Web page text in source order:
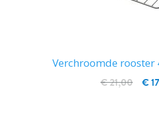
Verchroomde rooster
€
€ 21,00